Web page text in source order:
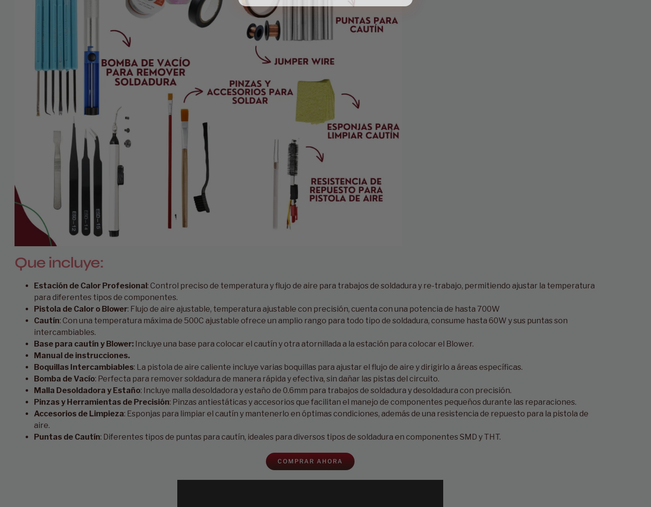
Que incluye:
Estación de Calor Profesional: Control preciso de temperatura y flujo de aire para trabajos de soldadura y re-trabajo, permitiendo ajustar la temperatura
para diferentes tipos de componentes.
Pistola de Calor o Blower: Flujo de aire ajustable, temperatura ajustable con precisión, cuenta con una potencia de hasta 700W
Cautín: Con una temperatura máxima de 500C ajustable ofrece un amplio rango para todo tipo de soldadura, consume hasta 60W y sus puntas son
intercambiables.
Base para cautín y Blower: Incluye una base para colocar el cautín y otra atornillada a la estación para colocar el Blower.
Manual de instrucciones.
Boquillas Intercambiables: La pistola de aire caliente incluye varias boquillas para ajustar el flujo de aire y dirigirlo a áreas específicas.
Bomba de Vacío: Perfecta para remover soldadura de manera rápida y efectiva, sin dañar las pistas del circuito.
Malla Desoldadora y Estaño: Incluye malla desoldadora y estaño de 0.6mm para trabajos de soldadura y desoldadura con precisión.
Pinzas y Herramientas de Precisión: Pinzas antiestáticas y accesorios que facilitan el manejo de componentes pequeños durante las reparaciones.
Accesorios de Limpieza: Esponjas para limpiar el cautín y mantenerlo en óptimas condiciones, además de una resistencia de repuesto para la pistola de
aire.
Puntas de Cautín: Diferentes tipos de puntas para cautín, ideales para diversos tipos de soldadura en componentes SMD y THT.
COMPRAR AHORA